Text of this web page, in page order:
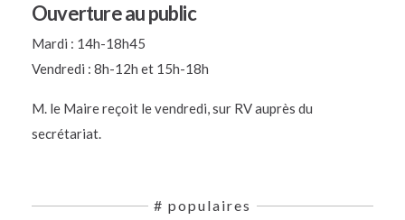
Ouverture au public
Mardi : 14h-18h45
Vendredi : 8h-12h et 15h-18h
M. le Maire reçoit le vendredi, sur RV auprès du
secrétariat.
# populaires